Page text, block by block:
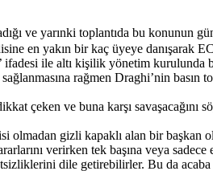
ve yarınki toplantıda bu konunun
en yakın bir kaç üyeye
ile altı kişilik yönetim kurulunda
rağmen Draghi’nin basın
çeken ve buna karşı
gizli kapaklı alan bir başkan
verirken tek başına veya
dile getirebilirler. Bu da